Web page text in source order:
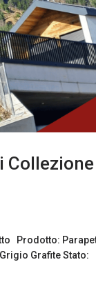
Collezione
Prodotto:
Grafite Stato: